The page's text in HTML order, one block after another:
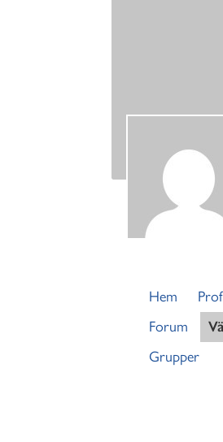
Hem
Forum
Grupper